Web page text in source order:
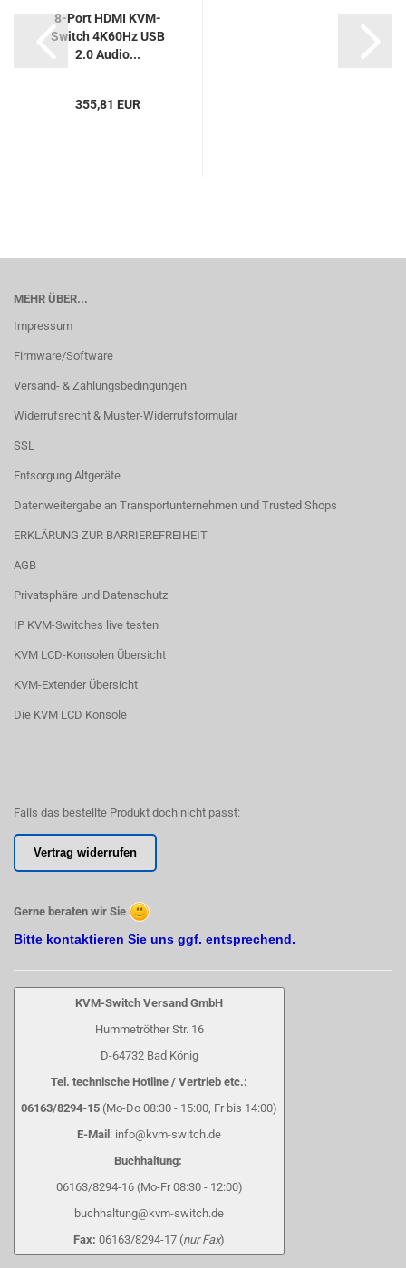
8-Port HDMI KVM-
Switch 4K60Hz USB
2.0 Audio...
355,81 EUR
MEHR ÜBER...
Impressum
Firmware/Software
Versand- & Zahlungsbedingungen
Widerrufsrecht & Muster-Widerrufsformular
SSL
Entsorgung Altgeräte
Datenweitergabe an Transportunternehmen und Trusted Shops
ERKLÄRUNG ZUR BARRIEREFREIHEIT
AGB
Privatsphäre und Datenschutz
IP KVM-Switches live testen
KVM LCD-Konsolen Übersicht
KVM-Extender Übersicht
Die KVM LCD Konsole
Falls das bestellte Produkt doch nicht passt:
Vertrag widerrufen
Gerne beraten wir Sie
Bitte kontaktieren Sie uns ggf. entsprechend.
KVM-Switch Versand GmbH
Hummetröther Str. 16
D-64732 Bad König
Tel. technische Hotline / Vertrieb etc.:
06163/8294-15 (Mo-Do 08:30 - 15:00, Fr bis 14:00)
E-Mail : info@kvm-switch.de
Buchhaltung:
06163/8294-16 (Mo-Fr 08:30 - 12:00)
buchhaltung@kvm-switch.de
Fax: 06163/8294-17 (nur Fax)